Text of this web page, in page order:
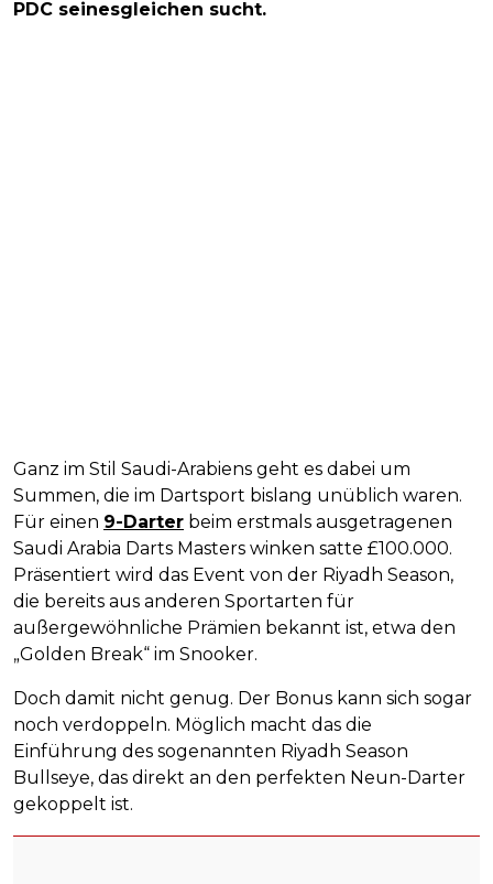
PDC seinesgleichen sucht.
Ganz im Stil Saudi-Arabiens geht es dabei um
Summen, die im Dartsport bislang unüblich waren.
Für einen 9-Darter beim erstmals ausgetragenen
Saudi Arabia Darts Masters winken satte £100.000.
Präsentiert wird das Event von der Riyadh Season,
die bereits aus anderen Sportarten für
außergewöhnliche Prämien bekannt ist, etwa den
„Golden Break“ im Snooker.
Doch damit nicht genug. Der Bonus kann sich sogar
noch verdoppeln. Möglich macht das die
Einführung des sogenannten Riyadh Season
Bullseye, das direkt an den perfekten Neun-Darter
gekoppelt ist.